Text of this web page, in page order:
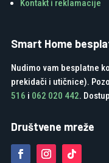
Kontakt i reklamacije
Smart Home
Nudimo vam besplatne
prekidači i utičnice).
516 i 062 020 442.
Društvene mreže